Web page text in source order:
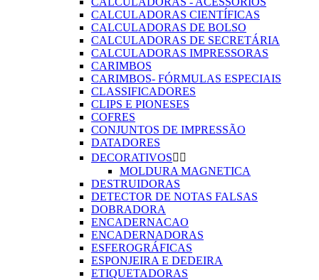
CALCULADORAS CIENTÍFICAS
CALCULADORAS DE BOLSO
CALCULADORAS DE SECRETÁRIA
CALCULADORAS IMPRESSORAS
CARIMBOS
CARIMBOS- FÓRMULAS ESPECIAIS
CLASSIFICADORES
CLIPS E PIONESES
COFRES
CONJUNTOS DE IMPRESSÃO
DATADORES
DECORATIVOS 
MOLDURA MAGNETICA
DESTRUIDORAS
DETECTOR DE NOTAS FALSAS
DOBRADORA
ENCADERNACAO
ENCADERNADORAS
ESFEROGRÁFICAS
ESPONJEIRA E DEDEIRA
ETIQUETADORAS